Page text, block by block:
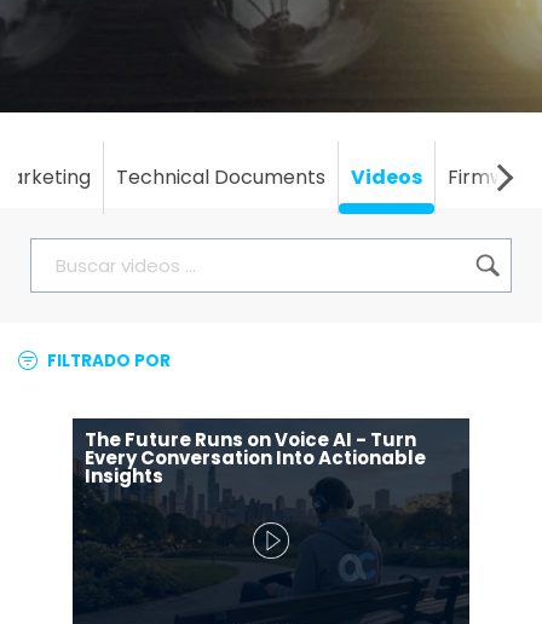
SUSCRÍBASE A NUESTRO BOLETÍN
Technical Documents Videos Firmware
FILTRADO POR
The Future Runs on Voice AI - Turn
Every Conversation Into Actionable
Insights